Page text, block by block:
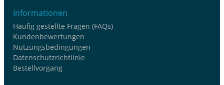
Informationen
Häufig gestellte Fragen (FAQs)
Kundenbewertungen
Nutzungsbedingungen
Datenschutzrichtlinie
Bestellvorgang